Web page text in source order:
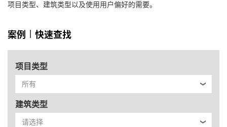
项目类型、建筑类型以及使用用户偏好的需要。
案例 快速查找
项目类型
建筑类型